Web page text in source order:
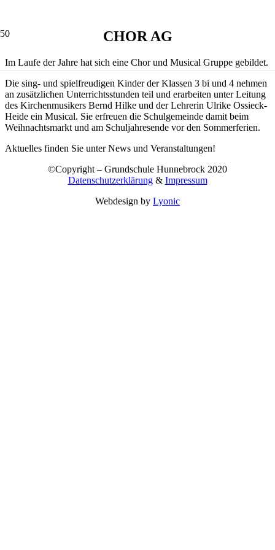
CHOR AG
Im Laufe der Jahre hat sich eine Chor und Musical Gruppe gebildet.
Die sing- und spielfreudigen Kinder der Klassen 3 bi und 4 nehmen
an zusätzlichen Unterrichtsstunden teil und erarbeiten unter Leitung
des Kirchenmusikers Bernd Hilke und der Lehrerin Ulrike Ossieck-
Heide ein Musical. Sie erfreuen die Schulgemeinde damit beim
Weihnachtsmarkt und am Schuljahresende vor den Sommerferien.
Aktuelles finden Sie unter News und Veranstaltungen!
©Copyright – Grundschule Hunnebrock 2020
Datenschutzerklärung& Impressum
Webdesign by Lyonic